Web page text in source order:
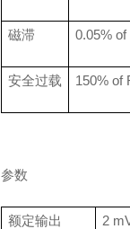
磁滞 0.05% of
安全过载 150% of
参数
额定输出 2